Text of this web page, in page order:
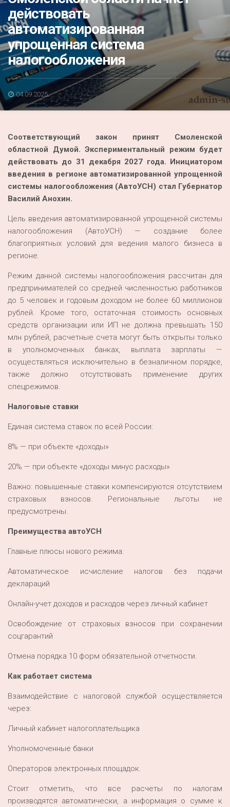
Акция
К 70-летию районного Дома культуры
Конкурс
Люди родного края
Национальные проекты
Память
Перепись — 2020
действовать
автоматизированная
упрощенная система
налогообложения
04.09.2025
Соответствующий закон принят Смоленской
областной Думой. Экспериментальный режим будет
действовать до 31 декабря 2027 года. Инициатором
введения в регионе автоматизированной упрощенной
системы налогообложения (АвтоУСН) стал Губернатор
Василий Анохин.
Цель введения автоматизированной упрощенной системы
налогообложения (АвтоУСН) — создание более
благоприятных условий для ведения малого бизнеса в
регионе.
Режим данной системы налогообложения рассчитан для
предпринимателей со средней численностью работников
до 5 человек и годовым доходом не более 60 миллионов
рублей. Кроме того, остаточная стоимость основных
средств организации или ИП не должна превышать 150
млн рублей, расчетные счета могут быть открыты только
в уполномоченных банках, выплата зарплаты —
осуществляться исключительно в безналичном порядке,
также должно отсутствовать применение других
спецрежимов.
Налоговые ставки
Единая система ставок по всей России:
8% — при объекте «доходы»
20% — при объекте «доходы минус расходы»
Важно: повышенные ставки компенсируются отсутствием
страховых взносов. Региональные льготы не
предусмотрены.
Преимущества автоУСН
Главные плюсы нового режима:
Автоматическое исчисление налогов без подачи
деклараций
Онлайн-учет доходов и расходов через личный кабинет
Освобождение от страховых взносов при сохранении
соцгарантий
Отмена порядка 10 форм обязательной отчетности.
Как работает система
Взаимодействие с налоговой службой осуществляется
через:
Личный кабинет налогоплательщика
Уполномоченные банки
Операторов электронных площадок.
Стоит отметить, что все расчеты по налогам
производятся автоматически, а информация о сумме к